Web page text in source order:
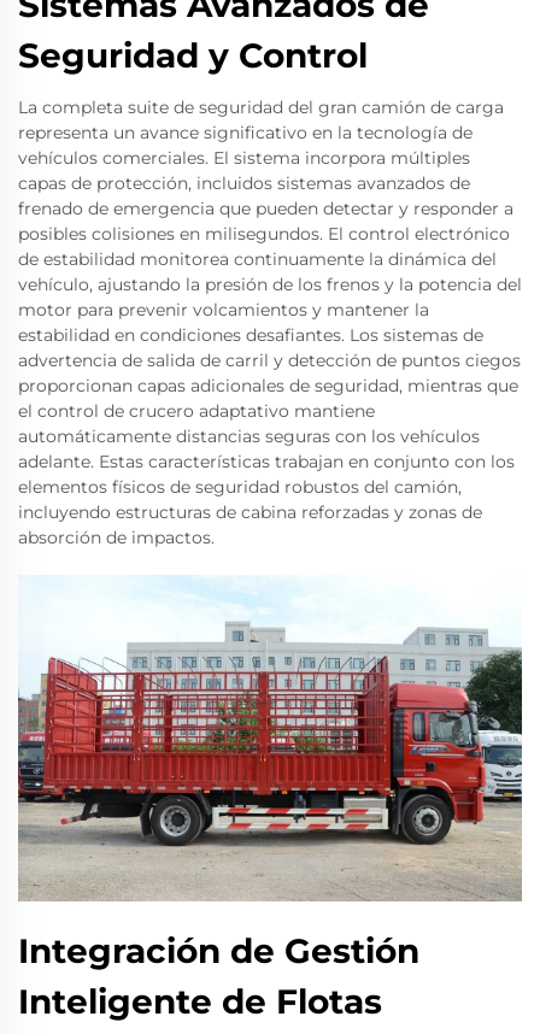
Seguridad y Control
La completa suite de seguridad del gran camión de carga
representa un avance significativo en la tecnología de
vehículos comerciales. El sistema incorpora múltiples
capas de protección, incluidos sistemas avanzados de
frenado de emergencia que pueden detectar y responder a
posibles colisiones en milisegundos. El control electrónico
de estabilidad monitorea continuamente la dinámica del
vehículo, ajustando la presión de los frenos y la potencia del
motor para prevenir volcamientos y mantener la
estabilidad en condiciones desafiantes. Los sistemas de
advertencia de salida de carril y detección de puntos ciegos
proporcionan capas adicionales de seguridad, mientras que
el control de crucero adaptativo mantiene
automáticamente distancias seguras con los vehículos
adelante. Estas características trabajan en conjunto con los
elementos físicos de seguridad robustos del camión,
incluyendo estructuras de cabina reforzadas y zonas de
absorción de impactos.
Integración de Gestión
Inteligente de Flotas